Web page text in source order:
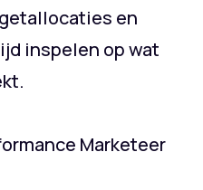
en
inspelen op wat
Marketeer